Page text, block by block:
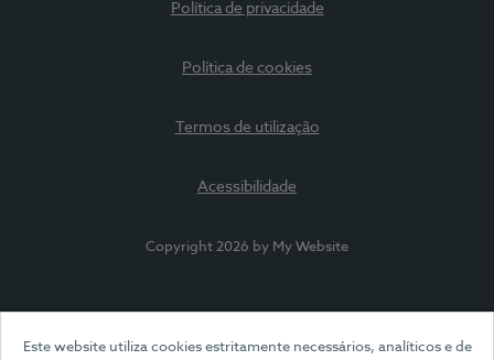
Este website utiliza cookies estritamente necessários, analíticos e de
Política de privacidade
Política de cookies
Termos de utilização
Acessibilidade
Copyright 2026 by My Website